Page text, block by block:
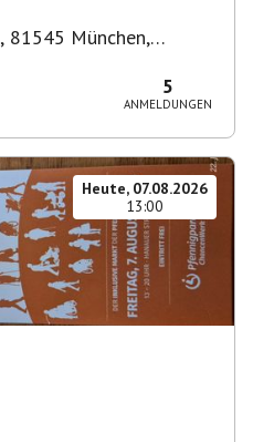
, 81545 München,
5
ANMELDUNGEN
Heute, 07.08.2026
13:00